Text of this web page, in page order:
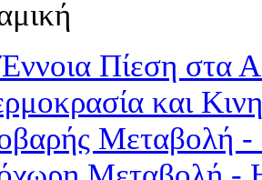
Πίεση στα
και
Μεταβολή